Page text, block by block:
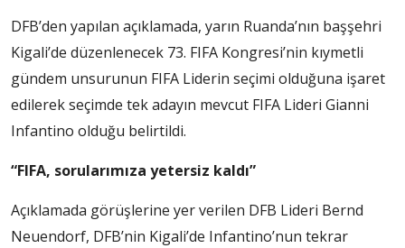
DFB’den yapılan açıklamada, yarın Ruanda’nın başşehri
Kigali’de düzenlenecek 73. FIFA Kongresi’nin kıymetli
gündem unsurunun FIFA Liderin seçimi olduğuna işaret
edilerek seçimde tek adayın mevcut FIFA Lideri Gianni
Infantino olduğu belirtildi.
“FIFA, sorularımıza yetersiz kaldı”
Açıklamada görüşlerine yer verilen DFB Lideri Bernd
Neuendorf, DFB’nin Kigali’de Infantino’nun tekrar